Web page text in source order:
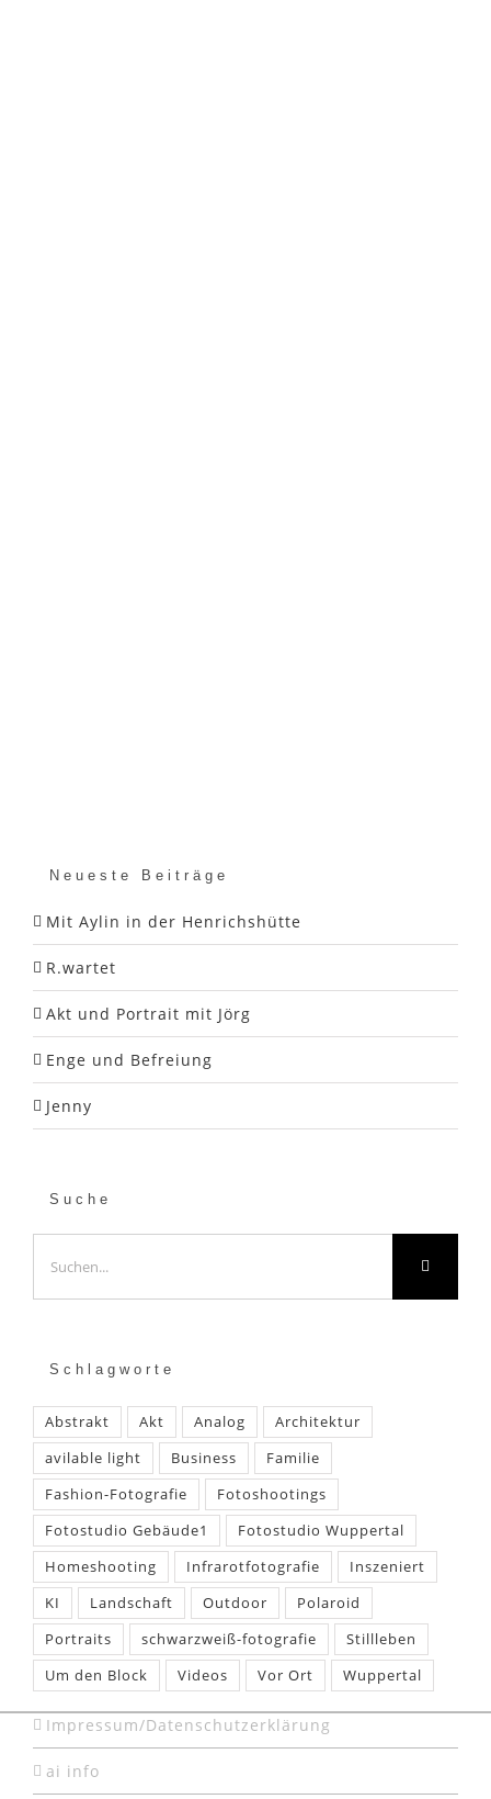
Neueste Beiträge
Mit Aylin in der Henrichshütte
R.wartet
Akt und Portrait mit Jörg
Enge und Befreiung
Jenny
Suche
nach:
Schlagworte
Abstrakt Akt Analog
Architektur
avilable light
Business
Familie
Fashion-Fotografie
Fotoshootings
Fotostudio Gebäude1
Fotostudio Wuppertal
Homeshooting
Infrarotfotografie
Inszeniert
KI
Landschaft Outdoor
Polaroid
Portraits
schwarzweiß-fotografie
Stillleben
Um den Block
Videos Vor Ort Wuppertal
Impressum/Datenschutzerklärung
ai info